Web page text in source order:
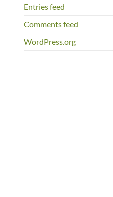
Entries feed
Comments feed
WordPress.org